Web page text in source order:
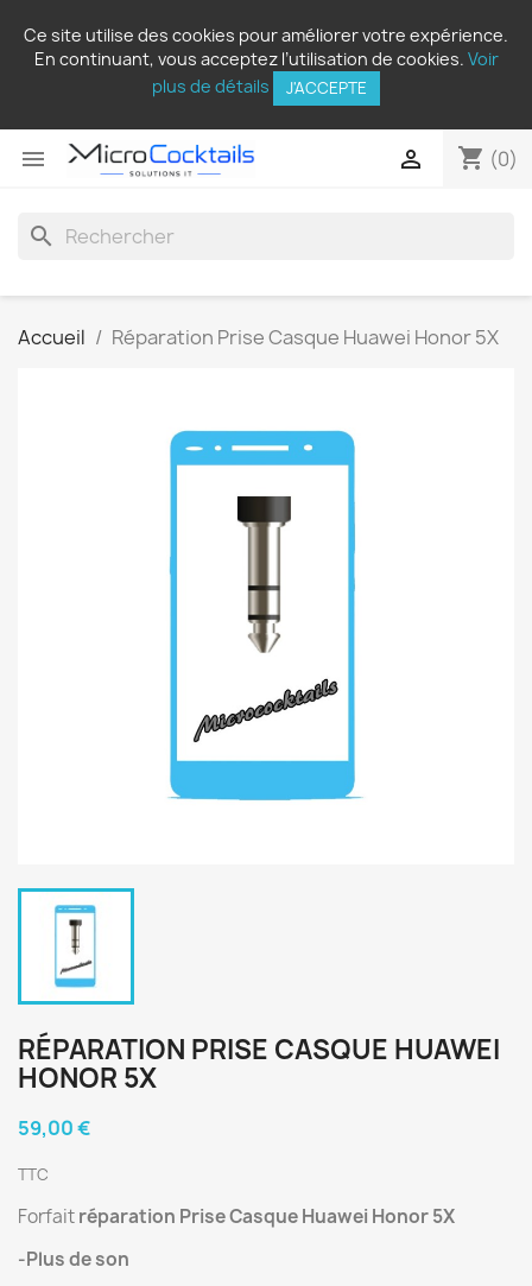
Ce site utilise des cookies pour améliorer votre expérience.
En continuant, vous acceptez l’utilisation de cookies. Voir
plus de détails
J'ACCEPTE
 shopping_cart (0)

search
Accueil Réparation Prise Casque Huawei Honor 5X
RÉPARATION PRISE CASQUE HUAWEI
HONOR 5X
59,00 €
TTC
Forfaitréparation Prise Casque Huawei Honor 5X
-Plus de son